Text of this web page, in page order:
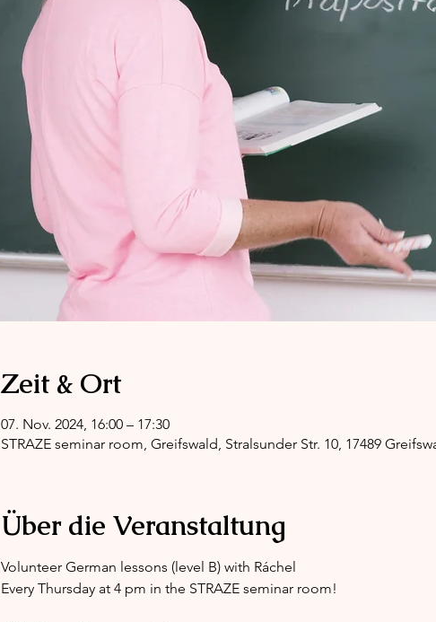
Zeit & Ort
07. Nov. 2024, 16:00 – 17:30
STRAZE seminar room, Greifswald, Stralsunder Str. 10, 17489
Über die Veranstaltung
Volunteer German lessons (level B) with Ráchel
Every Thursday at 4 pm in the STRAZE seminar room!